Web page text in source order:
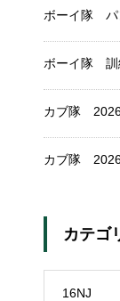
ボーイ隊 パ
ボーイ隊 訓
カブ隊
カブ隊
カテゴ
16NJ